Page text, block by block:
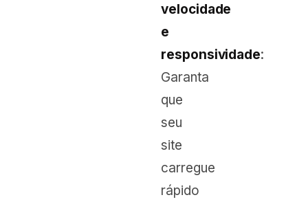
velocidade
e
responsividade:
Garanta
que
seu
site
carregue
rápido